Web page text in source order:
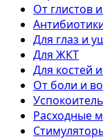
От глистов
Для глаз и
Для ЖКТ
Для костей
От боли и
Расходные